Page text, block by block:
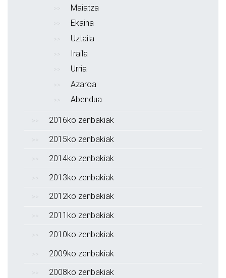
Maiatza
Ekaina
Uztaila
Iraila
Urria
Azaroa
Abendua
2016ko zenbakiak
2015ko zenbakiak
2014ko zenbakiak
2013ko zenbakiak
2012ko zenbakiak
2011ko zenbakiak
2010ko zenbakiak
2009ko zenbakiak
2008ko zenbakiak